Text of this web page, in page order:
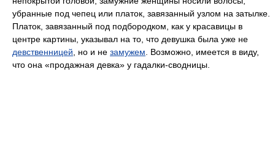
убранные под чепец или платок, завязанный узлом на затылке.
Платок, завязанный под подбородком, как у красавицы в
центре картины, указывал на то, что девушка была уже не
девственницей , но и не замужем . Возможно, имеется в виду,
что она «продажная девка» у гадалки-сводницы.